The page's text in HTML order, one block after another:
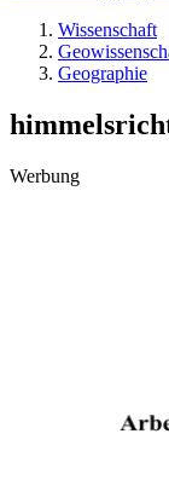
Wissenschaft
Geographie
Werbung